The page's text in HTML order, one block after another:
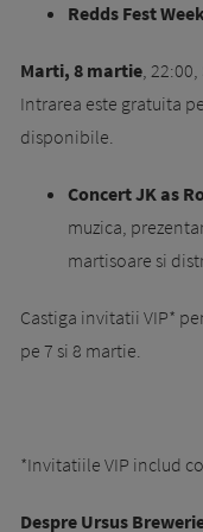
Redds Fest
Marti, 8 martie,
Intrarea este gratuita
disponibile.
Concert JK as
muzica,
martisoare si
Castiga invitatii VIP*
pe 7 si 8 martie.
*Invitatiile VIP includ
Despre Ursus